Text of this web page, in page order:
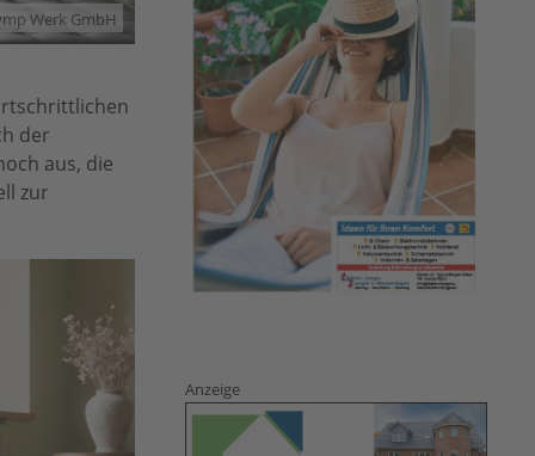
Werk GmbH
der
aus, die
zur
Anzeige